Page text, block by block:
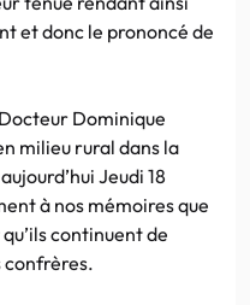
et donc le prononcé de
Dominique
milieu rural dans la
Jeudi 18
à nos mémoires que
continuent de
confrères.